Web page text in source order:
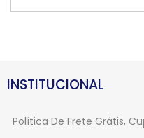
INSTITUCIONAL
Política De Frete Grátis,